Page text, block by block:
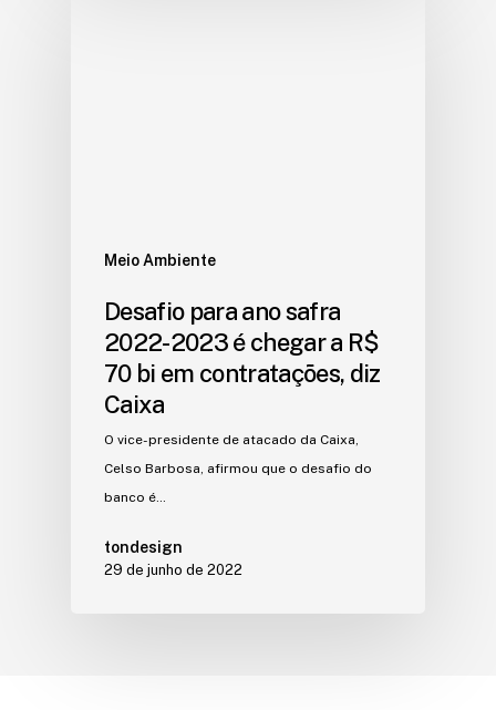
Meio Ambiente
Desafio para ano safra
2022-2023 é chegar a R$
70 bi em contratações, diz
Caixa
O vice-presidente de atacado da Caixa,
Celso Barbosa, afirmou que o desafio do
banco é…
tondesign
29 de junho de 2022